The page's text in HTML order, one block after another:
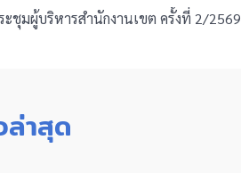
ชุมผู้บริหารสำนักงานเขต ครั้งที่ 2/2569
ล่าสุด